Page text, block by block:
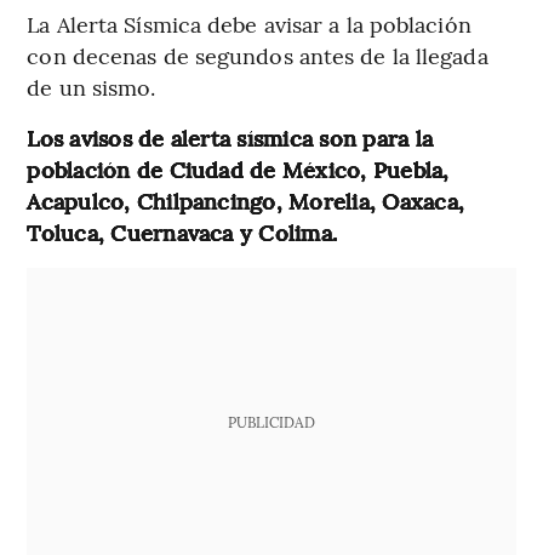
La Alerta Sísmica debe avisar a la población
con decenas de segundos antes de la llegada
de un sismo.
Los avisos de alerta sísmica son para la
población de Ciudad de México, Puebla,
Acapulco, Chilpancingo, Morelia, Oaxaca,
Toluca, Cuernavaca y Colima.
PUBLICIDAD